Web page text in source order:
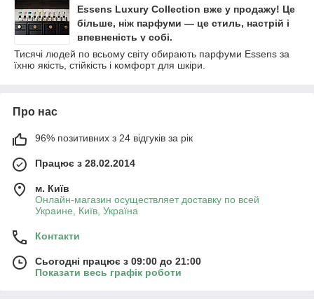
Essens Luxury Collection вже у продажу! Це
більше, ніж парфуми — це стиль, настрій і
впевненість у собі.
Тисячі людей по всьому світу обирають парфуми Essens за
їхню якість, стійкість і комфорт для шкіри.
Про нас
96% позитивних з 24 відгуків за рік
Працює з 28.02.2014
м. Київ
Онлайн-магазин осуществляет доставку по всей
Украине, Київ, Україна
Контакти
Сьогодні працює з 09:00 до 21:00
Показати весь графік роботи